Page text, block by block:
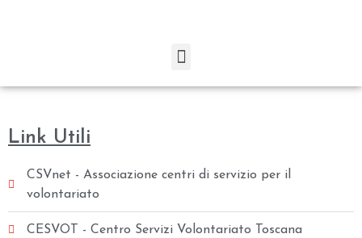
Link Utili
CSVnet - Associazione centri di servizio per il
volontariato
CESVOT - Centro Servizi Volontariato Toscana